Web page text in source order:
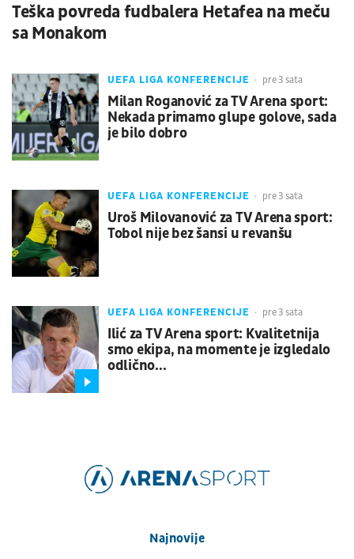
Teška povreda fudbalera Hetafea na meču
sa Monakom
UEFA LIGA KONFERENCIJE pre 3 sata
Milan Roganović za TV Arena sport:
Nekada primamo glupe golove, sada
je bilo dobro
UEFA LIGA KONFERENCIJE pre 3 sata
Uroš Milovanović za TV Arena sport:
Tobol nije bez šansi u revanšu
UEFA LIGA KONFERENCIJE pre 3 sata
Ilić za TV Arena sport: Kvalitetnija
smo ekipa, na momente je izgledalo
odlično...
Najnovije